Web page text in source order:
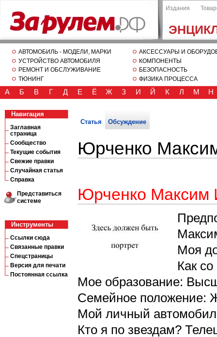
Издания
АВТОМОБИЛЬ - МОДЕЛИ, МАРКИ
УСТРОЙСТВО АВТОМОБИЛЯ
РЕМОНТ И ОБСЛУЖИВАНИЕ
ТЮНИНГ
АКСЕССУАРЫ И
КОМПОНЕНТЫ
БЕЗОПАСНОСТЬ
ФИЗИКА ПРОЦЕССА
А Б В Г Д Е Ё Ж З И Й К Л М Н
Навигация
Заглавная
страница
Сообщество
Текущие события
Свежие правки
Случайная статья
Справка
Представиться
системе
Инструменты
Ссылки сюда
Связанные правки
Спецстраницы
Версия для печати
Постоянная ссылка
Статья Обсуждение
Юрченко
Юрченко Максим
Моя
Как
Мое образование:
Семейное положение:
Мой личный
Кто я по звездам?